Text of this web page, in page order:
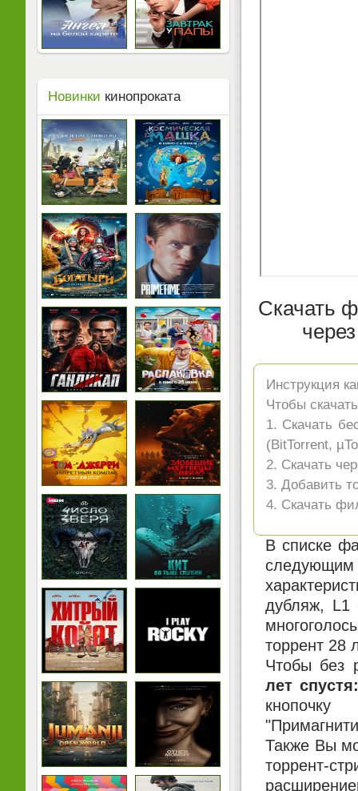
Скачать
Инструкция
Чтобы
1. Скачать
(BitTorrent,
2. Скачать
3. Добавить
4. Скачать
В списке
дубляж, L1
торрент 28
Чтобы без
лет
Также Вы
торрент-
Новинки кинопроката